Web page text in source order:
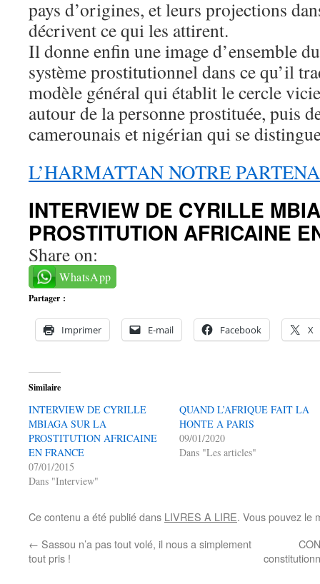
pays d’origines, et leurs projections
décrivent ce qui les attirent.
Il donne enfin une image d’ensemble
système prostitutionnel dans ce qu’il
modèle général qui établit le cercle
autour de la personne prostituée, puis
camerounais et nigérian qui se
L’HARMATTAN NOTRE
INTERVIEW DE CYRILLE
PROSTITUTION AFRICAINE
Share on:
WhatsApp
Partager :
Imprimer E-mail Facebook X
Similaire
INTERVIEW DE CYRILLE
MBIAGA SUR LA
PROSTITUTION AFRICAINE
EN FRANCE
07/01/2015
Dans "Interview"
QUAND L’AFRIQUE FAIT LA
HONTE A PARIS
09/01/2020
Dans "Les articles"
Ce contenu a été publié dans LIVRES A LIRE. Vous pouvez le
← Sassou n’a pas tout volé, il nous a simplement
tout pris !